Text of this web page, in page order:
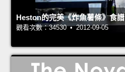
Heston的完美《炸魚薯條》食譜
觀看次數：34530 • 2012-09-05